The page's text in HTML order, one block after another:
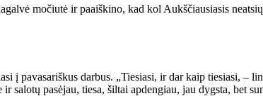
mo­čiu­tė ir pa­aiš­ki­no, kad kol Aukš­čiau­sia­sis
į pa­va­sa­riš­kus dar­bus. „Tie­sia­si, ir dar kaip tie­sia­si, –
sa­lo­tų pa­sė­jau, tie­sa, šil­tai ap­den­giau, jau dygs­ta, bet